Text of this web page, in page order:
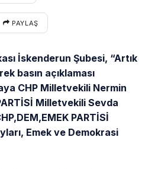
PAYLAŞ
İskenderun Şubesi, “Artık
basın açıklaması
CHP Milletvekili Nermin
Milletvekili Sevda
PARTİSİ
Emek ve Demokrasi